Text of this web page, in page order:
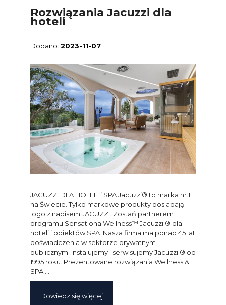
Rozwiązania Jacuzzi dla
hoteli
2023-11-07
JACUZZI DLA HOTELI i SPA Jacuzzi® to marka nr.1
na Świecie. Tylko markowe produkty posiadają
logo z napisem JACUZZI. Zostań partnerem
programu SensationalWellness™ Jacuzzi ® dla
hoteli i obiektów SPA. Nasza firma ma ponad 45 lat
doświadczenia w sektorze prywatnym i
publicznym. Instalujemy i serwisujemy Jacuzzi ® od
1995 roku. Prezentowane rozwiązania Wellness &
SPA …
Dowiedz się więcej